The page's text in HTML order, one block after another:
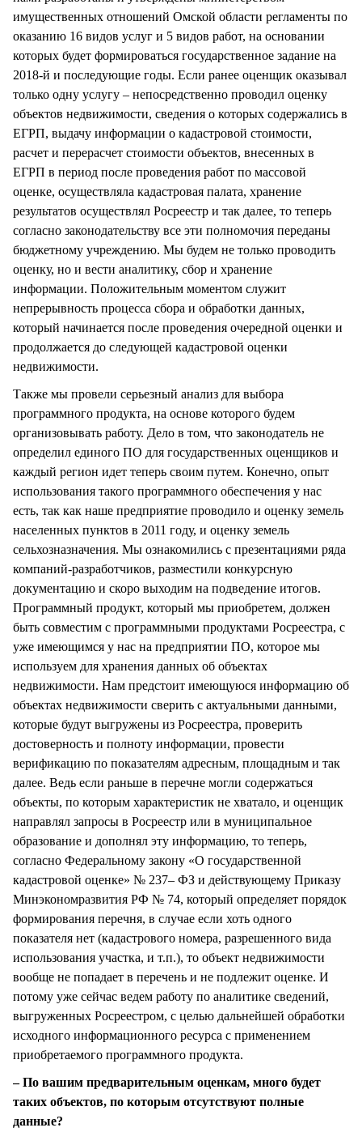
имущественных отношений Омской области регламенты по
оказанию 16 видов услуг и 5 видов работ, на основании
которых будет формироваться государственное задание на
2018-й и последующие годы. Если ранее оценщик оказывал
только одну услугу – непосредственно проводил оценку
объектов недвижимости, сведения о которых содержались в
ЕГРП, выдачу информации о кадастровой стоимости,
расчет и перерасчет стоимости объектов, внесенных в
ЕГРП в период после проведения работ по массовой
оценке, осуществляла кадастровая палата, хранение
результатов осуществлял Росреестр и так далее, то теперь
согласно законодательству все эти полномочия переданы
бюджетному учреждению. Мы будем не только проводить
оценку, но и вести аналитику, сбор и хранение
информации. Положительным моментом служит
непрерывность процесса сбора и обработки данных,
который начинается после проведения очередной оценки и
продолжается до следующей кадастровой оценки
недвижимости.
Также мы провели серьезный анализ для выбора
программного продукта, на основе которого будем
организовывать работу. Дело в том, что законодатель не
определил единого ПО для государственных оценщиков и
каждый регион идет теперь своим путем. Конечно, опыт
использования такого программного обеспечения у нас
есть, так как наше предприятие проводило и оценку земель
населенных пунктов в 2011 году, и оценку земель
сельхозназначения. Мы ознакомились с презентациями ряда
компаний-разработчиков, разместили конкурсную
документацию и скоро выходим на подведение итогов.
Программный продукт, который мы приобретем, должен
быть совместим с программными продуктами Росреестра, с
уже имеющимся у нас на предприятии ПО, которое мы
используем для хранения данных об объектах
недвижимости. Нам предстоит имеющуюся информацию об
объектах недвижимости сверить с актуальными данными,
которые будут выгружены из Росреестра, проверить
достоверность и полноту информации, провести
верификацию по показателям адресным, площадным и так
далее. Ведь если раньше в перечне могли содержаться
объекты, по которым характеристик не хватало, и оценщик
направлял запросы в Росреестр или в муниципальное
образование и дополнял эту информацию, то теперь,
согласно Федеральному закону «О государственной
кадастровой оценке» № 237– ФЗ и действующему Приказу
Минэкономразвития РФ № 74, который определяет порядок
формирования перечня, в случае если хоть одного
показателя нет (кадастрового номера, разрешенного вида
использования участка, и т.п.), то объект недвижимости
вообще не попадает в перечень и не подлежит оценке. И
потому уже сейчас ведем работу по аналитике сведений,
выгруженных Росреестром, с целью дальнейшей обработки
исходного информационного ресурса с применением
приобретаемого программного продукта.
– По вашим предварительным оценкам, много будет
таких объектов, по которым отсутствуют полные
данные?